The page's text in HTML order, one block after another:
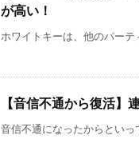
が高い！
ホワイトキーは、他のパー
【音信不通から復活】
音信不通になったからとい